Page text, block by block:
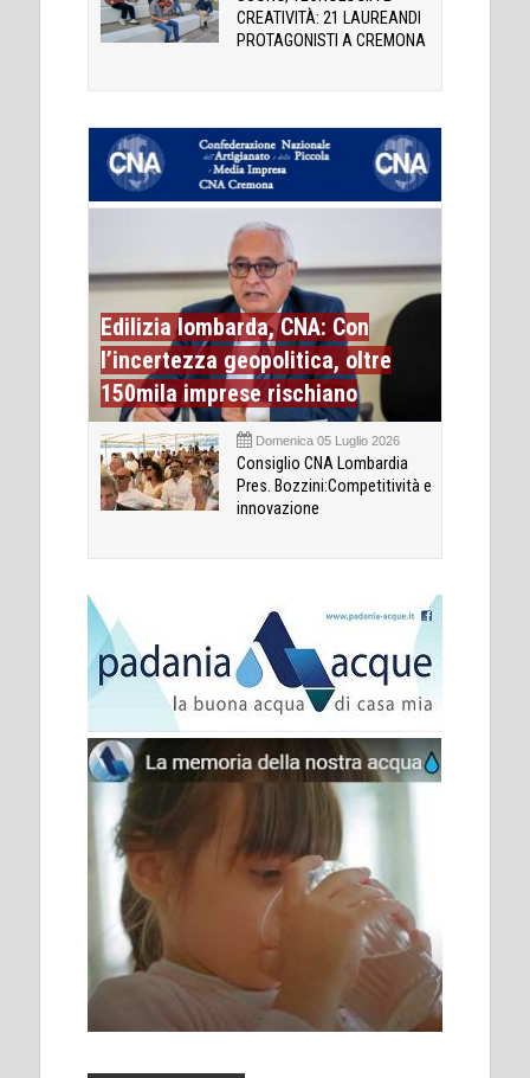
CREATIVITÀ: 21 LAUREANDI
PROTAGONISTI A CREMONA
Edilizia lombarda, CNA: Con
l’incertezza geopolitica, oltre
150mila imprese rischiano
Domenica 05 Luglio 2026
Consiglio CNA Lombardia
Pres. Bozzini:Competitività e
innovazione